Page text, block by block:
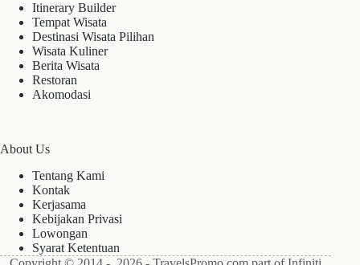
Itinerary Builder
Tempat Wisata
Destinasi Wisata Pilihan
Wisata Kuliner
Berita Wisata
Restoran
Akomodasi
About Us
Tentang Kami
Kontak
Kerjasama
Kebijakan Privasi
Lowongan
Syarat Ketentuan